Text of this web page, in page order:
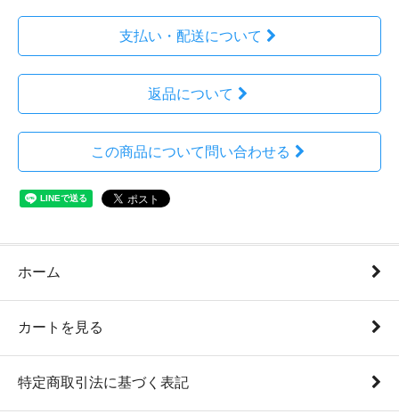
支払い・配送について
返品について
この商品について問い合わせる
ホーム
カートを見る
特定商取引法に基づく表記